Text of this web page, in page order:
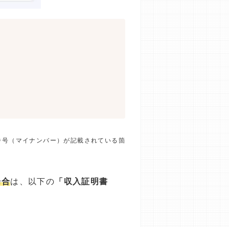
（マイナンバー）が記載されている箇
は、以下の 「収入証明書